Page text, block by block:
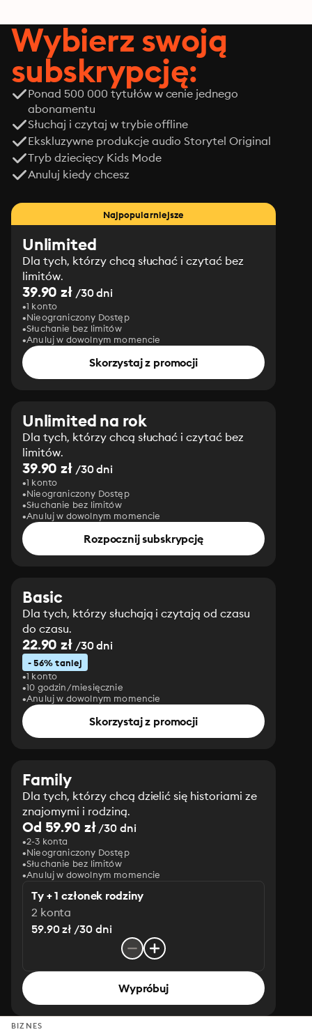
Wybierz swoją
subskrypcję:
Ponad 500 000 tytułów w cenie jednego
abonamentu
Słuchaj i czytaj w trybie offline
Ekskluzywne produkcje audio Storytel Original
Tryb dziecięcy Kids Mode
Anuluj kiedy chcesz
Najpopularniejsze
Unlimited
Dla tych, którzy chcą słuchać i czytać bez
limitów.
39.90 zł/30 dni
1 konto
Nieograniczony Dostęp
Słuchanie bez limitów
Anuluj w dowolnym momencie
Skorzystaj z promocji
Unlimited na rok
Dla tych, którzy chcą słuchać i czytać bez
limitów.
39.90 zł/30 dni
1 konto
Nieograniczony Dostęp
Słuchanie bez limitów
Anuluj w dowolnym momencie
Rozpocznij subskrypcję
Basic
Dla tych, którzy słuchają i czytają od czasu
do czasu.
22.90 zł/30 dni
- 56% taniej
1 konto
10 godzin/miesięcznie
Anuluj w dowolnym momencie
Skorzystaj z promocji
Family
Dla tych, którzy chcą dzielić się historiami ze
znajomymi i rodziną.
Od 59.90 zł/30 dni
2-3 konta
Nieograniczony Dostęp
Słuchanie bez limitów
Anuluj w dowolnym momencie
Ty + 1 członek rodziny
2 konta
59.90 zł /30 dni
Wypróbuj
BIZNES